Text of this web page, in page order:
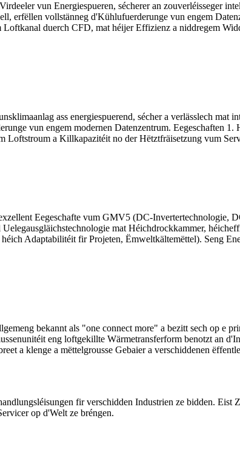
vun Energiespueren, sécherer an zouverléisseger
erfëllen vollstänneg d'Kühlufuerderunge vun engem
duerch CFD, mat héijer Effizienz a niddregem
ass energiespuerend, sécher a verlässlech
vun engem modernen Datenzentrum. Eegeschaften
a Killkapazitéit no der Hëtztfräisetzung vum
Eegeschafte vum GMV5 (DC-Invertertechnologie,
mat Héichdrockkammer,
Adaptabilitéit fir Projeten, Ëmweltkältemëttel). Seng
bekannt als "one connect more" a bezitt sech op e
eng loftgekillte Wärmetransferform benotzt an
a klenge a mëttelgrousse Gebaier a verschiddenen
fir verschidden Industrien ze bidden. Eist
op d'Welt ze bréngen.